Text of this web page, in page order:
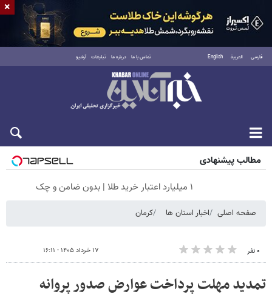
فارسی العربية English تماس با ما درباره ما تبلیغات آرشیو
جمعه ۱۶ مرداد ۱۴۰۵
مطالب پیشنهادی
۱ میلیارد اعتبار خرید طلا | بدون ضامن و چک
صفحه اصلی اخبار استان ها کرمان
۰ نفر ۱۷ خرداد ۱۴۰۵ - ۱۶:۱۱
تمدید مهلت پرداخت عوارض صدور پروانه
×